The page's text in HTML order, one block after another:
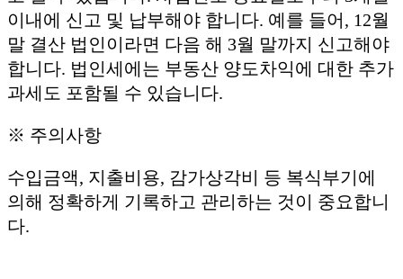
이내에 신고 및 납부해야 합니다. 예를 들어, 12월
말 결산 법인이라면 다음 해 3월 말까지 신고해야
합니다. 법인세에는 부동산 양도차익에 대한 추가
과세도 포함될 수 있습니다.
※ 주의사항
수입금액, 지출비용, 감가상각비 등 복식부기에
의해 정확하게 기록하고 관리하는 것이 중요합니
다.